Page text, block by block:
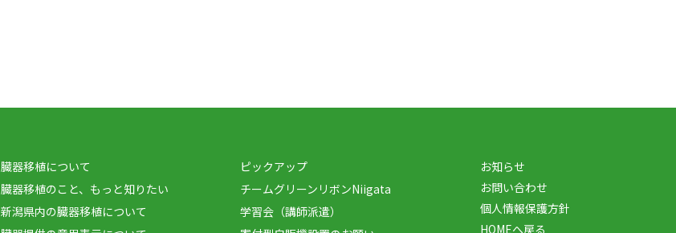
臓器移植について
臓器移植のこと、もっと知りたい
新潟県内の臓器移植について
ピックアップ
チームグリーンリボンNiigata
学習会（講師派遣）
お知らせ
お問い合わせ
個人情報保護方針
HOMEへ戻る